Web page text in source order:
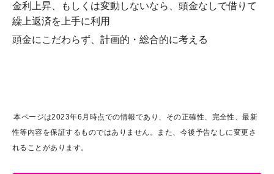
金利上昇、もしくは変動しないなら、頭金なしで借りて
繰上返済を上手に利用
頭金にこだわらず、計画的・総合的に考える
本ページは2023年6月時点での情報であり、その正確性、完全性、最新
性等内容を保証するものではありません。また、今後予告なしに変更さ
れることがあります。